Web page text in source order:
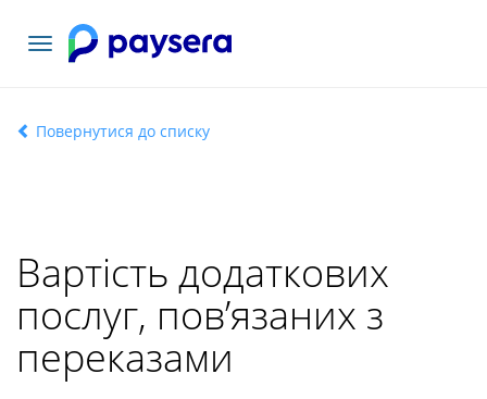
Переключити
навігацію
Повернутися до списку
Вартість додаткових
послуг, пов’язаних з
переказами